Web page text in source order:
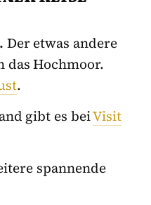
Der etwas andere
das Hochmoor.
.
gibt es beiVisit
spannende